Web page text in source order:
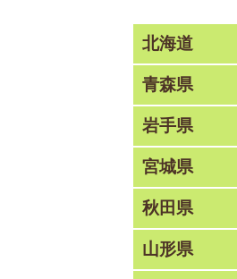
北海道
青森県
岩手県
宮城県
秋田県
山形県